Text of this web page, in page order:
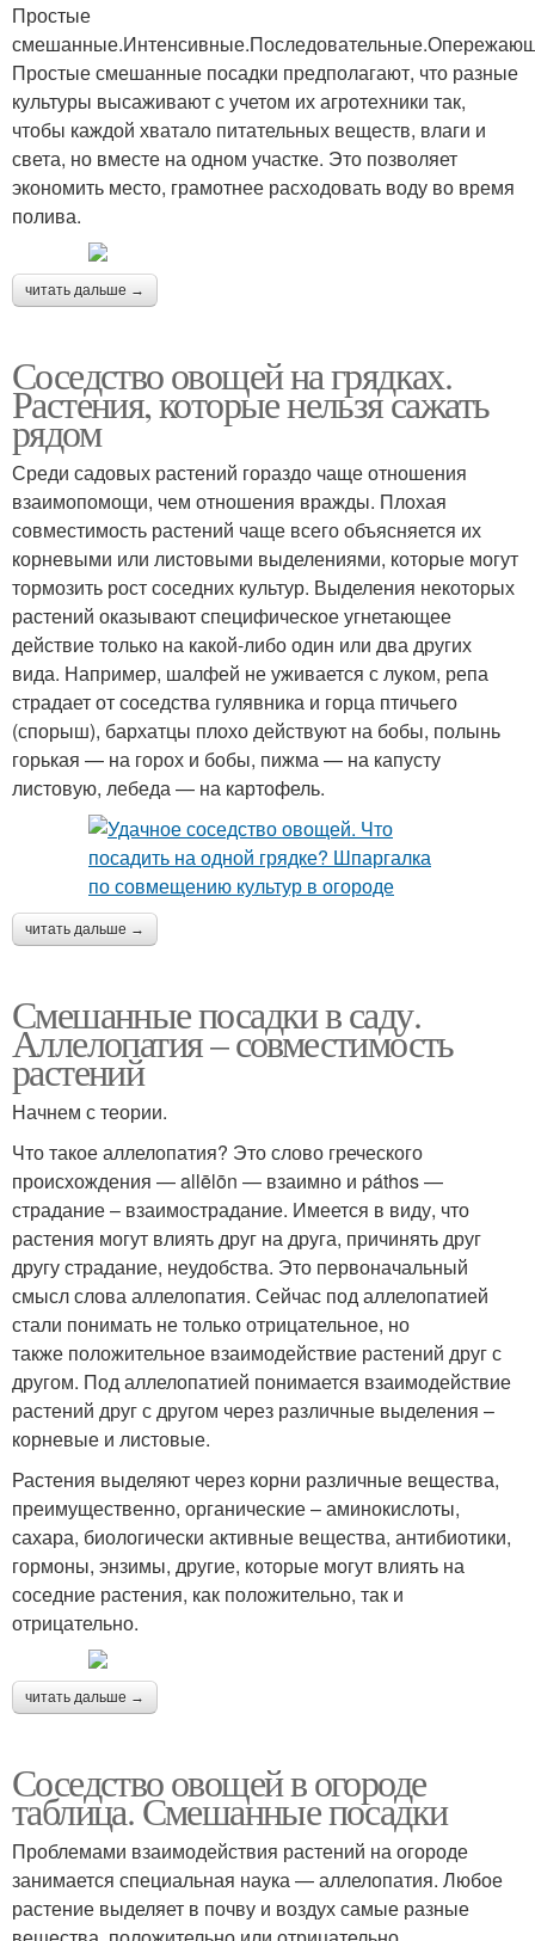
Простые
Простые смешанные посадки предполагают, что разные
культуры высаживают с учетом их агротехники так,
чтобы каждой хватало питательных веществ, влаги и
света, но вместе на одном участке. Это позволяет
экономить место, грамотнее расходовать воду во время
полива.
читать дальше →
Соседство овощей на грядках.
Растения, которые нельзя сажать
рядом
Среди садовых растений гораздо чаще отношения
взаимопомощи, чем отношения вражды. Плохая
совместимость растений чаще всего объясняется их
корневыми или листовыми выделениями, которые могут
тормозить рост соседних культур. Выделения некоторых
растений оказывают специфическое угнетающее
действие только на какой-либо один или два других
вида. Например, шалфей не уживается с луком, репа
страдает от соседства гулявника и горца птичьего
(спорыш), бархатцы плохо действуют на бобы, полынь
горькая — на горох и бобы, пижма — на капусту
листовую, лебеда — на картофель.
читать дальше →
Смешанные посадки в саду.
Аллелопатия – совместимость
растений
Начнем с теории.
Что такое аллелопатия? Это слово греческого
происхождения — allēlōn — взаимно и páthos —
страдание – взаимострадание. Имеется в виду, что
растения могут влиять друг на друга, причинять друг
другу страдание, неудобства. Это первоначальный
смысл слова аллелопатия. Сейчас под аллелопатией
стали понимать не только отрицательное, но
также положительное взаимодействие растений друг с
другом. Под аллелопатией понимается взаимодействие
растений друг с другом через различные выделения –
корневые и листовые.
Растения выделяют через корни различные вещества,
преимущественно, органические – аминокислоты,
сахара, биологически активные вещества, антибиотики,
гормоны, энзимы, другие, которые могут влиять на
соседние растения, как положительно, так и
отрицательно.
читать дальше →
Соседство овощей в огороде
таблица. Смешанные посадки
Проблемами взаимодействия растений на огороде
занимается специальная наука — аллелопатия. Любое
растение выделяет в почву и воздух самые разные